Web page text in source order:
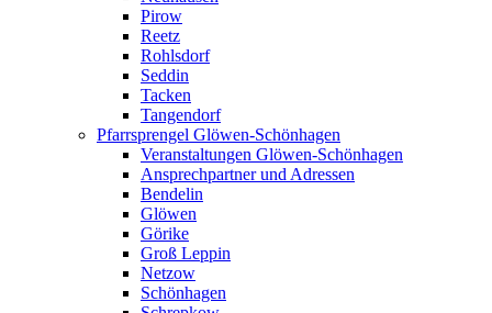
Pirow
Reetz
Rohlsdorf
Seddin
Tacken
Tangendorf
Pfarrsprengel Glöwen-Schönhagen
Veranstaltungen Glöwen-Schönhagen
Ansprechpartner und Adressen
Bendelin
Glöwen
Görike
Groß Leppin
Netzow
Schönhagen